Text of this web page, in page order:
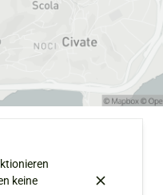
keine